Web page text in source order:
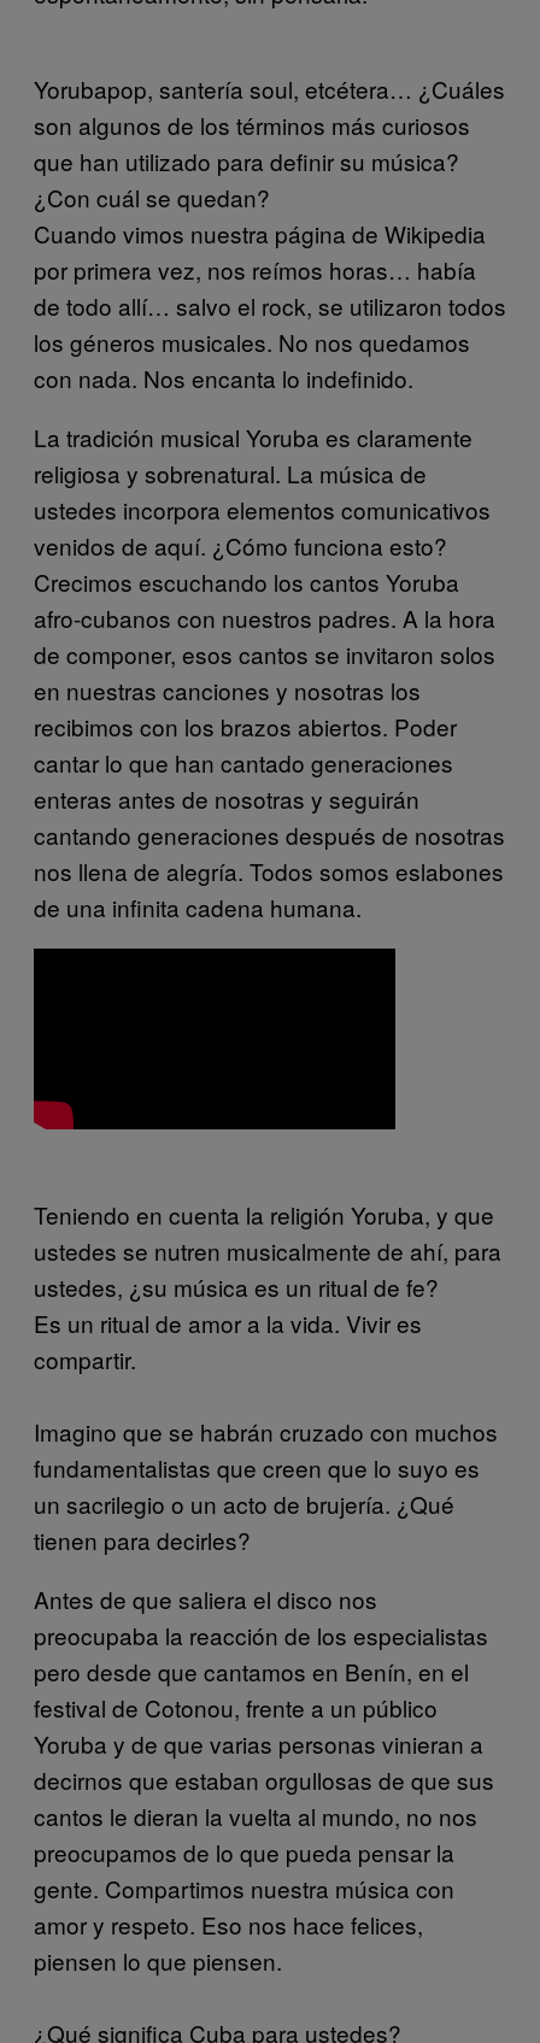
Yorubapop, santería soul, etcétera… ¿Cuáles
son algunos de los términos más curiosos
que han utilizado para definir su música?
¿Con cuál se quedan?
Cuando vimos nuestra página de Wikipedia
por primera vez, nos reímos horas… había
de todo allí… salvo el rock, se utilizaron todos
los géneros musicales. No nos quedamos
con nada. Nos encanta lo indefinido.
La tradición musical Yoruba es claramente
religiosa y sobrenatural. La música de
ustedes incorpora elementos comunicativos
venidos de aquí. ¿Cómo funciona esto?
Crecimos escuchando los cantos Yoruba
afro-cubanos con nuestros padres. A la hora
de componer, esos cantos se invitaron solos
en nuestras canciones y nosotras los
recibimos con los brazos abiertos. Poder
cantar lo que han cantado generaciones
enteras antes de nosotras y seguirán
cantando generaciones después de nosotras
nos llena de alegría. Todos somos eslabones
de una infinita cadena humana.
Teniendo en cuenta la religión Yoruba, y que
ustedes se nutren musicalmente de ahí, para
ustedes, ¿su música es un ritual de fe?
Es un ritual de amor a la vida. Vivir es
compartir.
Imagino que se habrán cruzado con muchos
fundamentalistas que creen que lo suyo es
un sacrilegio o un acto de brujería. ¿Qué
tienen para decirles?
Antes de que saliera el disco nos
preocupaba la reacción de los especialistas
pero desde que cantamos en Benín, en el
festival de Cotonou, frente a un público
Yoruba y de que varias personas vinieran a
decirnos que estaban orgullosas de que sus
cantos le dieran la vuelta al mundo, no nos
preocupamos de lo que pueda pensar la
gente. Compartimos nuestra música con
amor y respeto. Eso nos hace felices,
piensen lo que piensen.
¿Qué significa Cuba para ustedes?